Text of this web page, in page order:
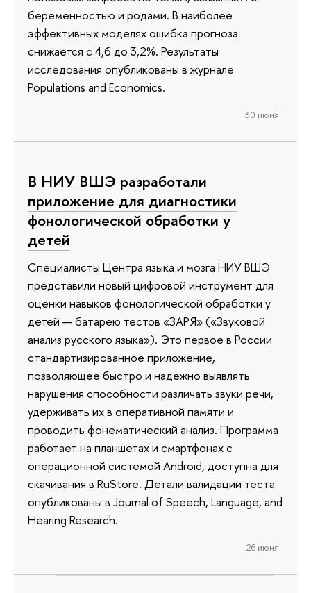
беременностью и родами. В наиболее
эффективных моделях ошибка прогноза
снижается с 4,6 до 3,2%. Результаты
исследования опубликованы в журнале
Populations and Economics.
30 июня
В НИУ ВШЭ разработали
приложение для диагностики
фонологической обработки у
детей
Специалисты Центра языка и мозга НИУ ВШЭ
представили новый цифровой инструмент для
оценки навыков фонологической обработки у
детей — батарею тестов «ЗАРЯ» («Звуковой
анализ русского языка»). Это первое в России
стандартизированное приложение,
позволяющее быстро и надежно выявлять
нарушения способности различать звуки речи,
удерживать их в оперативной памяти и
проводить фонематический анализ. Программа
работает на планшетах и смартфонах с
операционной системой Android, доступна для
скачивания в RuStore. Детали валидации теста
опубликованы в Journal of Speech, Language, and
Hearing Research.
26 июня